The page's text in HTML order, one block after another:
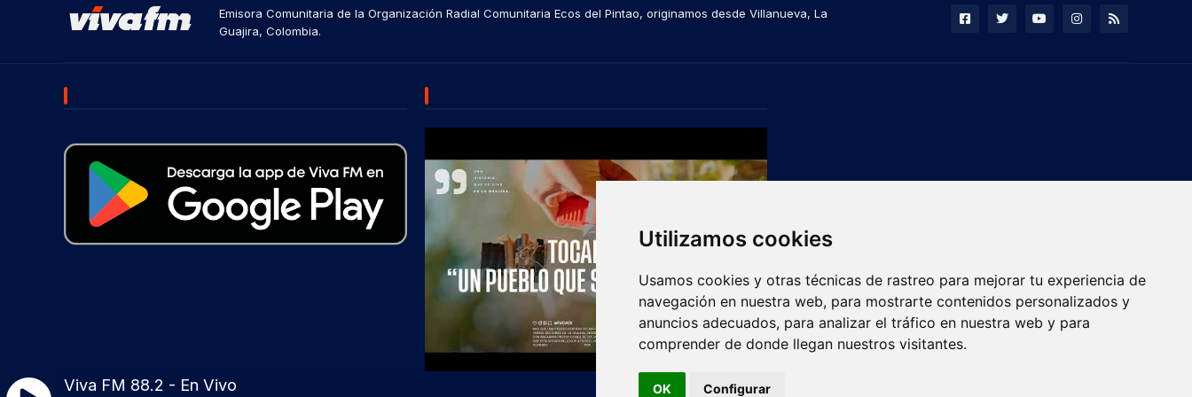
Utilizamos cookies
Usamos cookies y otras técnicas de rastreo para mejorar tu experiencia de
navegación en nuestra web, para mostrarte contenidos personalizados y
anuncios adecuados, para analizar el tráfico en nuestra web y para
comprender de donde llegan nuestros visitantes.
OK Configurar
Viva FM 88.2 - En Vivo
Emisora Comunitaria de la Organización Radial Comunitaria Ecos del Pintao, originamos desde Villanueva, La
Guajira, Colombia.